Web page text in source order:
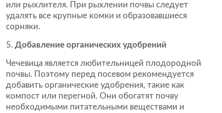
или рыхлителя. При рыхлении почвы следует
удалять все крупные комки и образовавшиеся
сорняки.
Добавление органических удобрений
Чечевица является любительницей плодородной
почвы. Поэтому перед посевом рекомендуется
добавить органические удобрения, такие как
компост или перегной. Они обогатят почву
необходимыми питательными веществами и